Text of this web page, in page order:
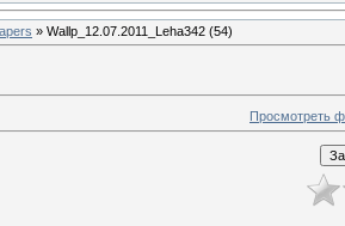
» Wallp_12.07.2011_Leha342 (54)
Просмотреть